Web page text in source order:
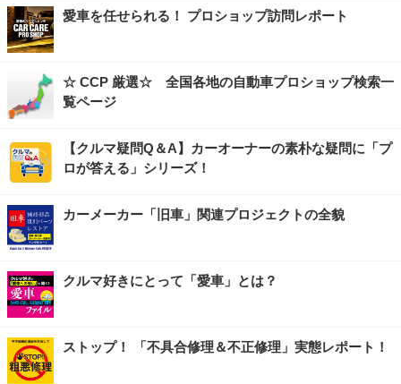
愛車を任せられる！ プロショップ訪問レポート
☆ CCP 厳選☆ 全国各地の自動車プロショップ検索一
覧ページ
【クルマ疑問Q＆A】カーオーナーの素朴な疑問に「プ
ロが答える」シリーズ！
カーメーカー「旧車」関連プロジェクトの全貌
クルマ好きにとって「愛車」とは？
ストップ！ 「不具合修理＆不正修理」実態レポート！